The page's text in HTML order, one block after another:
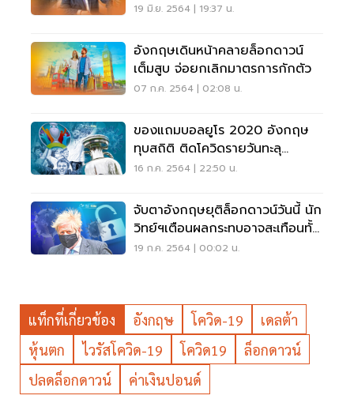
19 มิ.ย. 2564 | 19:37 น.
อังกฤษเดินหน้าคลายล็อกดาวน์
เต็มสูบ จ่อยกเลิกมาตรการกักตัว
07 ก.ค. 2564 | 02:08 น.
ของแถมบอลยูโร 2020 อังกฤษ
ทุบสถิติ ติดโควิดรายวันทะลุ
50,000 ราย
16 ก.ค. 2564 | 22:50 น.
จับตาอังกฤษยุติล็อกดาวน์วันนี้ นัก
วิทย์ฯเตือนผลกระทบอาจสะเทือนทั้ง
โลก
19 ก.ค. 2564 | 00:02 น.
แท็กที่เกี่ยวข้อง อังกฤษ โควิด-19
เดลต้า
หุ้นตก
ไวรัสโควิด-19 โควิด19
ล็อกดาวน์
ปลดล็อกดาวน์
ค่าเงินปอนด์